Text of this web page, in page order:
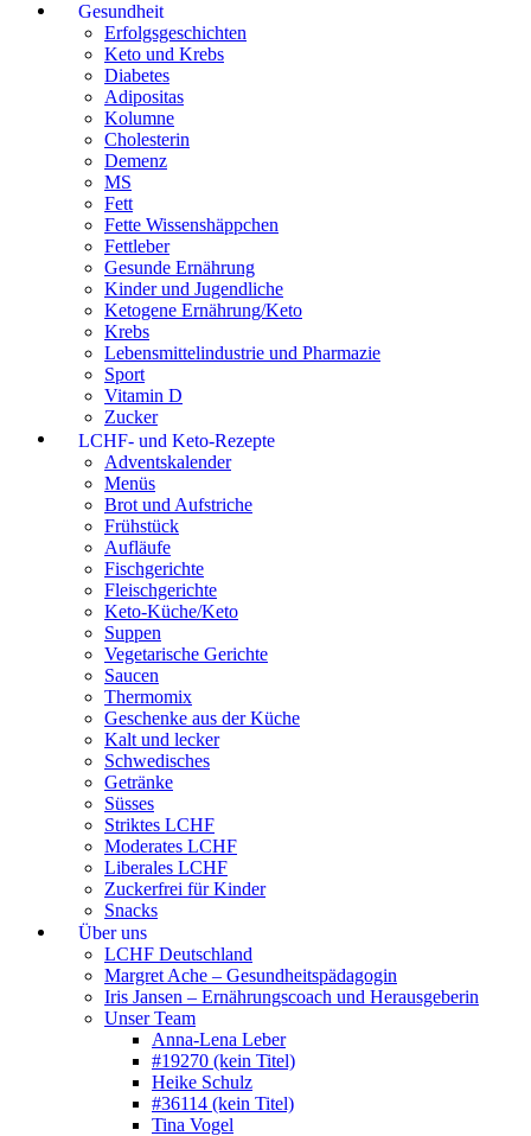
Gesundheit
Erfolgsgeschichten
Keto und Krebs
Diabetes
Adipositas
Kolumne
Cholesterin
Demenz
MS
Fett
Fette Wissenshäppchen
Fettleber
Gesunde Ernährung
Kinder und Jugendliche
Ketogene Ernährung/Keto
Krebs
Lebensmittelindustrie und Pharmazie
Sport
Vitamin D
Zucker
LCHF- und Keto-Rezepte
Adventskalender
Menüs
Brot und Aufstriche
Frühstück
Aufläufe
Fischgerichte
Fleischgerichte
Keto-Küche/Keto
Suppen
Vegetarische Gerichte
Saucen
Thermomix
Geschenke aus der Küche
Kalt und lecker
Schwedisches
Getränke
Süsses
Striktes LCHF
Moderates LCHF
Liberales LCHF
Zuckerfrei für Kinder
Snacks
Über uns
LCHF Deutschland
Margret Ache – Gesundheitspädagogin
Iris Jansen – Ernährungscoach und Herausgeberin
Unser Team
Anna-Lena Leber
#19270 (kein Titel)
Heike Schulz
#36114 (kein Titel)
Tina Vogel